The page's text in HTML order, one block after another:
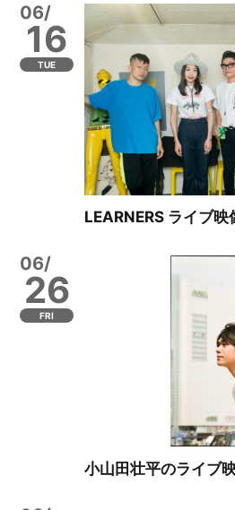
06/
16
TUE
LEARNERS ライブ映
06/
26
FRI
小山田壮平のライブ